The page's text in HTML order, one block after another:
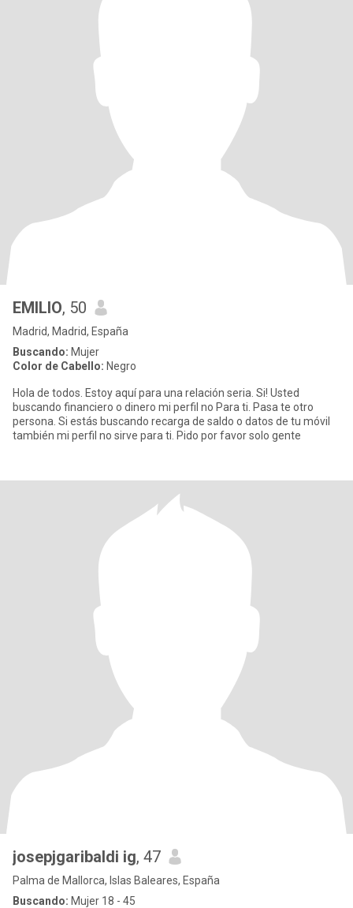
EMILIO, 50
Madrid, Madrid, España
Buscando: Mujer
Color de Cabello: Negro
Hola de todos. Estoy aquí para una relación seria. Si! Usted
buscando financiero o dinero mi perfil no Para ti. Pasa te otro
persona. Si estás buscando recarga de saldo o datos de tu móvil
también mi perfil no sirve para ti. Pido por favor solo gente
josepjgaribaldi ig, 47
Palma de Mallorca, Islas Baleares, España
Buscando: Mujer 18 - 45